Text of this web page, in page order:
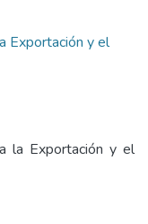
Exportación y el
la Exportación y el